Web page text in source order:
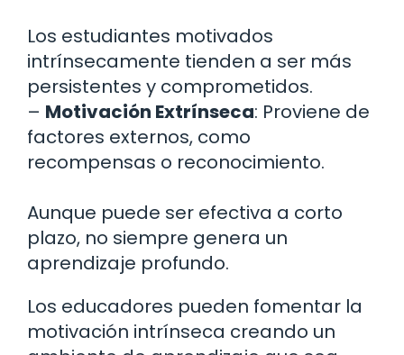
Los estudiantes motivados
intrínsecamente tienden a ser más
persistentes y comprometidos.
– Motivación Extrínseca: Proviene de
factores externos, como
recompensas o reconocimiento.
Aunque puede ser efectiva a corto
plazo, no siempre genera un
aprendizaje profundo.
Los educadores pueden fomentar la
motivación intrínseca creando un